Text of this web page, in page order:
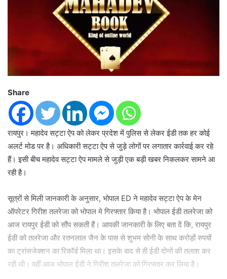
Share
रायपुर। महादेव सट्टा ऐप को लेकर प्रदेश में पुलिस से लेकर ईडी तक हर कोई
अलर्ट मोड पर है। अधिकारी सट्टा ऐप से जुड़े लोगों पर लगातार कार्रवाई कर रहे
हैं। इसी बीच महादेव सट्टा ऐप मामले से जुड़ी एक बड़ी खबर निकलकर सामने आ
रही है।
सूत्रों से मिली जानकारी के अनुसार, भोपाल ED ने महादेव सट्टा ऐप के मेन
ऑपरेटर गिरीश तलरेजा को भोपाल मे गिरफ्तार किया है। भोपाल ईडी तलरेजा को
आज रायपुर ईडी को सौंप सकती हैं। आपकी जानकारी के लिए बता दें कि, रायपुर
ईडी को तलरेजा और रतनलाल जैन के पास से शुभम सोनी के साथ करोड़ों रुपयों
का ट्रांसजेक्शन का रिकॉर्ड मिला था। इसके बाद से ही ईडी दोनों की तलाश कर
रही थी। वहीं आज भोपाल ईडी ने गिरीश तलरेजा को गिरफ्तार कर लिया है।